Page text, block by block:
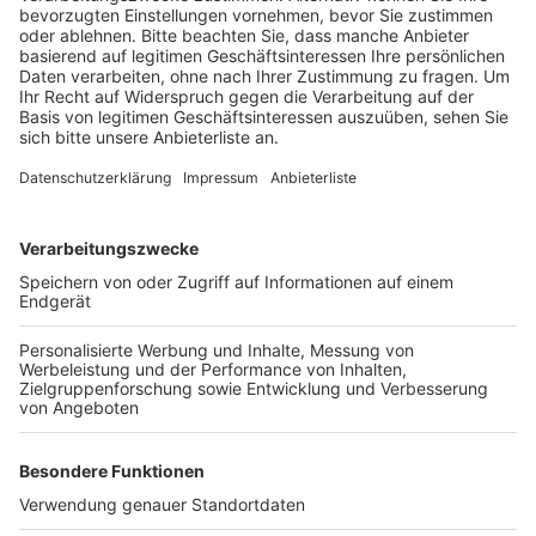
Veröffentlicht:Samstag, 08.05.2021 08:41
Anzeige
Über eine HotSpot können Fahrgäste so unterwegs
Danach wird die Verbindung aus Datenschutzgründen
unterbrochen. Die REVG hat nach einem Pilotversuch
Anfang letzten Jahres alle 101 Linienbusse der REVG
umgerüstet und auch 20 Fahrzeuge von beauftragten
Unternehmen ausgestattet.